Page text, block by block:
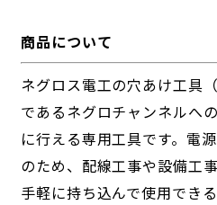
商品について
ネグロス電工の穴あけ工具
であるネグロチャンネルへ
に行える専用工具です。電
のため、配線工事や設備工
手軽に持ち込んで使用でき